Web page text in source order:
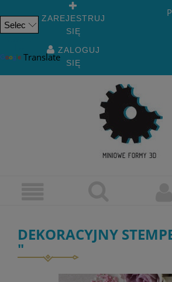
Translate
ZAREJESTRUJ
SIĘ
ZALOGUJ
SIĘ
DEKORACYJNY
"